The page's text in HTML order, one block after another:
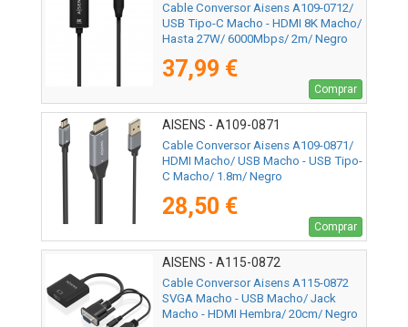
Cable Conversor Aisens A109-0712/
USB Tipo-C Macho - HDMI 8K Macho/
Hasta 27W/ 6000Mbps/ 2m/ Negro
37,99 €
Comprar
AISENS - A109-0871
Cable Conversor Aisens A109-0871/
HDMI Macho/ USB Macho - USB Tipo-
C Macho/ 1.8m/ Negro
28,50 €
Comprar
AISENS - A115-0872
Cable Conversor Aisens A115-0872
SVGA Macho - USB Macho/ Jack
Macho - HDMI Hembra/ 20cm/ Negro